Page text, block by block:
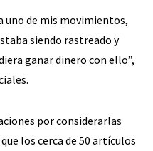
uno de mis movimientos,
siendo rastreado y
ganar dinero con ello”,
por considerarlas
los cerca de 50 artículos